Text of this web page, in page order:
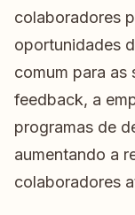
colaboradores
oportunidades
comum para as
feedback, a
programas de
aumentando a
colaboradores